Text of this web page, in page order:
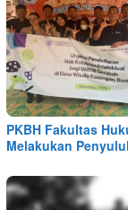
PKBH Fakultas
Melakukan